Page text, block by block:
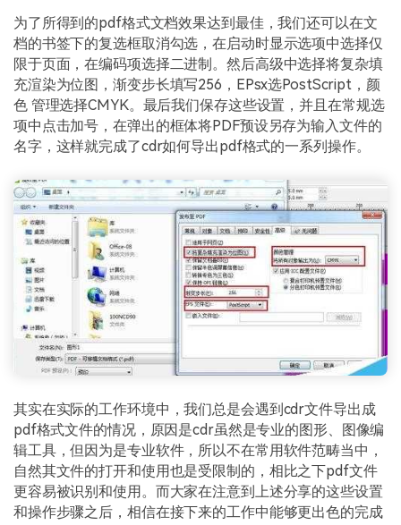
为了所得到的pdf格式文档效果达到最佳，我们还可以在文
档的书签下的复选框取消勾选，在启动时显示选项中选择仅
限于页面，在编码项选择二进制。然后高级中选择将复杂填
充渲染为位图，渐变步长填写256，EPsx选PostScript，颜
色 管理选择CMYK。最后我们保存这些设置，并且在常规选
项中点击加号，在弹出的框体将PDF预设另存为输入文件的
名字，这样就完成了cdr如何导出pdf格式的一系列操作。
其实在实际的工作环境中，我们总是会遇到cdr文件导出成
pdf格式文件的情况，原因是cdr虽然是专业的图形、图像编
辑工具，但因为是专业软件，所以不在常用软件范畴当中，
自然其文件的打开和使用也是受限制的，相比之下pdf文件
更容易被识别和使用。而大家在注意到上述分享的这些设置
和操作步骤之后，相信在接下来的工作中能够更出色的完成